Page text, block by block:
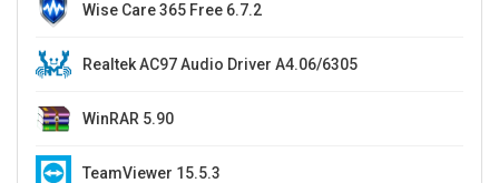
Wise Care 365 Free 6.7.2
Realtek AC97 Audio Driver A4.06/6305
WinRAR 5.90
TeamViewer 15.5.3